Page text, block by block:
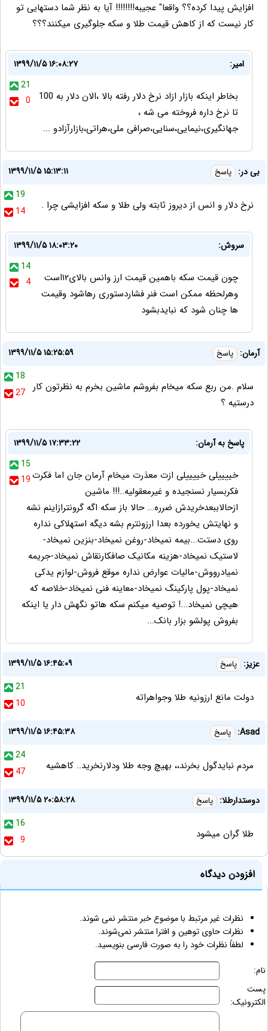
افزایش پیدا کرده؟؟ واقعا" عجیبه!!!!!!!! آیا به نظر شما دستهایی تو
کار نیست که از کاهش قیمت طلا و سکه جلوگیری میکنند؟؟؟
امیر:
۱۳۹۹/۱۱/۵ ۱۶:۰۸:۲۷
21
0
بخاطر اینکه بازار ازاد نرخ دلار رفته بالا ،الان دلار به 100
تا نرخ داره فروخته می شه ،
جهانگیری،نیمایی،سنایی،صرافی ملی،هراتی،بازارآزادو ...
بی در: پاسخ
۱۳۹۹/۱۱/۵ ۱۵:۱۳:۱۱
19
14
نرخ دلار و انس از دیروز ثابته ولی طلا و سکه افزایشی چرا .
سروش:
۱۳۹۹/۱۱/۵ ۱۸:۰۳:۲۰
14
4
چون قیمت سکه باهمین قیمت ارز وانس بالای۱۲است
وهرلحظه ممکن است فنر فشاردستوری رهاشود وقیمت
ها چنان شود که نبایدبشود
آرمان: پاسخ
۱۳۹۹/۱۱/۵ ۱۵:۲۵:۵۹
18
27 سلام .من ربع سکه میخام بفروشم ماشین بخرم به نظرتون کار
درستیه ؟
پاسخ به آرمان:
۱۳۹۹/۱۱/۵ ۱۷:۳۳:۲۲
15
19خییییلی خییییلی ازت معذرت میخام آرمان جان اما فکرت
فکربسیار نسنجیده و غیرمعقولیه..!!! ماشین
ازحالاببعدخریدش ضرره... حالا باز سکه اگه گرونترازاینم نشه
و نهایتش یخورده بعدا ارزونترم بشه دیگه استهلاکی نداره
روی دستت...بیمه نمیخاد-روغن نمیخاد-بنزین نمیخاد-
لاستیک نمیخاد-هزینه مکانیک صافکارنقاش نمیخاد-جریمه
نمیادرووش-مالیات عوارض نداره موقع فروش-لوازم یدکی
نمیخاد-پول پارکینگ نمیخاد-معاینه فنی نمیخاد-خلاصه که
هیچی نمیخاد...! توصیه میکنم سکه هاتو نگهش دار یا اینکه
بفروش پولشو بزار بانک...
عزیز: پاسخ
۱۳۹۹/۱۱/۵ ۱۶:۴۵:۰۹
21
10
دولت مانع ارزونیه طلا وجواهراته
Asad: پاسخ
۱۳۹۹/۱۱/۵ ۱۶:۴۵:۳۸
24
47
مردم نبایدگول بخرند،، بهیچ وجه طلا ودلارنخرید.. کاهشیه
دوستدارطلا: پاسخ
۱۳۹۹/۱۱/۵ ۲۰:۵۸:۲۸
16
9
طلا گران میشود
افزودن دیدگاه
نظرات غیر مرتبط با موضوع خبر منتشر نمی شوند.
نظرات حاوی توهین و افترا منتشر نمی‌شوند.
لطفاً نظرات خود را به صورت فارسی بنویسید.
نام:
پست
الکترونیک: